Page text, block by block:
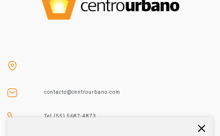
contacto@centrourbano.com
Tel (55) 5687-4873